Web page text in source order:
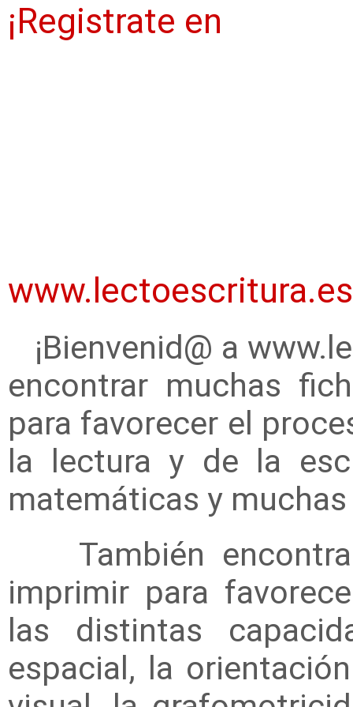
¡Registrate en
¡Bienvenid@ a
encontrar muchas
para favorecer el
la lectura y de la
matemáticas y
También
imprimir para
las distintas
espacial, la